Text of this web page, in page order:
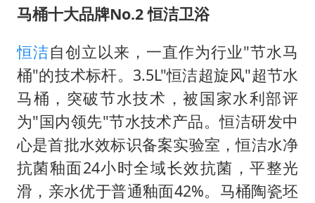
马桶十大品牌No.2 恒洁卫浴
恒洁自创立以来，一直作为行业"节水马
桶"的技术标杆。3.5L"恒洁超旋风"超节水
马桶，突破节水技术，被国家水利部评
为"国内领先"节水技术产品。恒洁研发中
心是首批水效标识备案实验室，恒洁水净
抗菌釉面24小时全域长效抗菌，平整光
滑，亲水优于普通釉面42%。马桶陶瓷坯